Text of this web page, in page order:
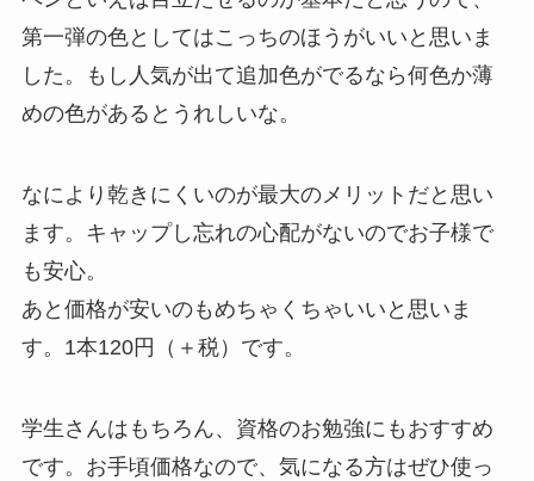
第一弾の色としてはこっちのほうがいいと思いま
した。もし人気が出て追加色がでるなら何色か薄
めの色があるとうれしいな。
なにより乾きにくいのが最大のメリットだと思い
ます。キャップし忘れの心配がないのでお子様で
も安心。
あと価格が安いのもめちゃくちゃいいと思いま
す。1本120円（＋税）です。
学生さんはもちろん、資格のお勉強にもおすすめ
です。お手頃価格なので、気になる方はぜひ使っ